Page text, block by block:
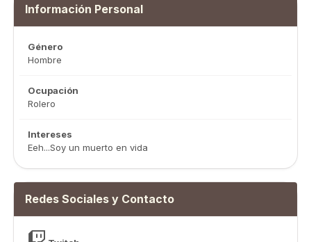
Información Personal
Género
Hombre
Ocupación
Rolero
Intereses
Eeh...Soy un muerto en vida
Redes Sociales y Contacto